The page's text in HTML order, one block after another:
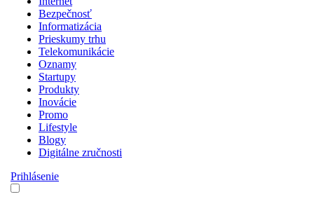
Bezpečnosť
Informatizácia
Prieskumy trhu
Telekomunikácie
Oznamy
Startupy
Produkty
Inovácie
Promo
Lifestyle
Blogy
Digitálne zručnosti
Prihlásenie